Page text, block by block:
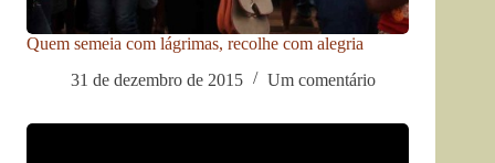
Quem semeia com lágrimas, recolhe com alegria
31 de dezembro de 2015
Um comentário